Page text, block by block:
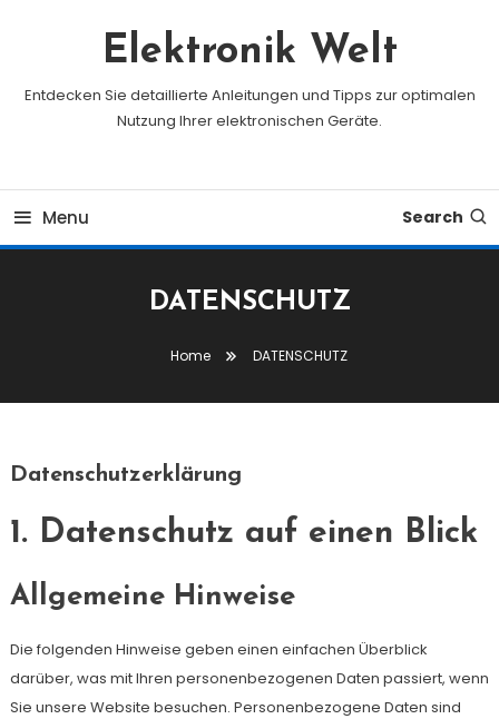
Elektronik Welt
Entdecken Sie detaillierte Anleitungen und Tipps zur optimalen
Nutzung Ihrer elektronischen Geräte.
Menu Search
DATENSCHUTZ
Home DATENSCHUTZ
Datenschutzerklärung
1. Datenschutz auf einen Blick
Allgemeine Hinweise
Die folgenden Hinweise geben einen einfachen Überblick
darüber, was mit Ihren personenbezogenen Daten passiert, wenn
Sie unsere Website besuchen. Personenbezogene Daten sind